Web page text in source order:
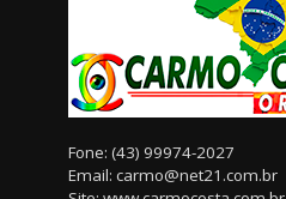
Fone: (43) 99974-2027
Email: carmo@net21.com.br